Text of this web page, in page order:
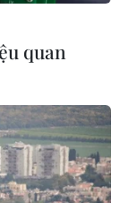
quan